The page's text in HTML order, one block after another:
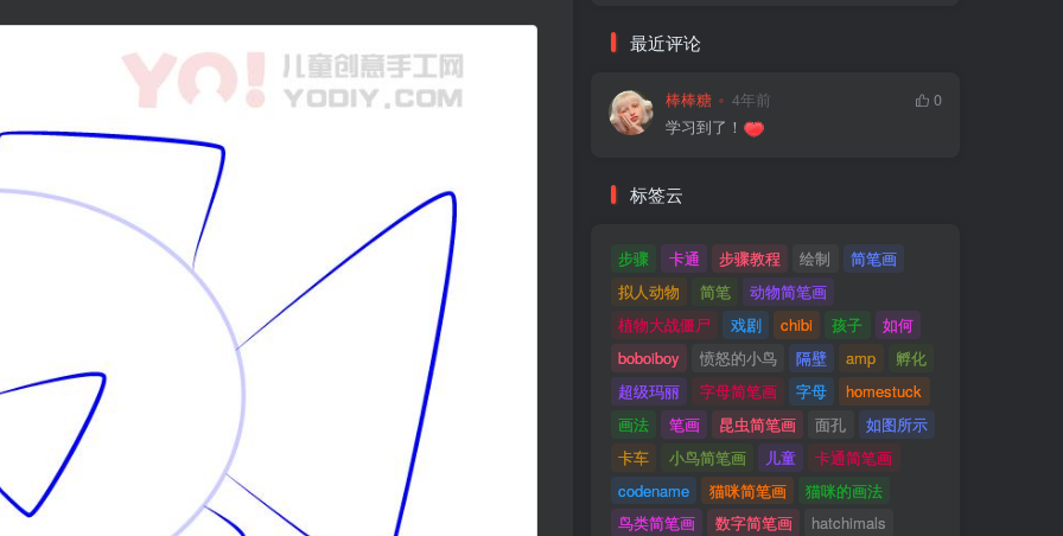
最近评论
棒棒糖 4年前
0
学习到了！
标签云
步骤 卡通 步骤教程 绘制
简笔画
拟人动物
简笔
动物简笔画
植物大战僵尸
戏剧 chibi 孩子
如何
boboiboy
愤怒的小鸟 隔壁 amp
孵化
超级玛丽
字母简笔画 字母
homestuck
画法
笔画 昆虫简笔画 面孔
如图所示
卡车
小鸟简笔画 儿童
卡通简笔画
codename
猫咪简笔画
猫咪的画法
鸟类简笔画
数字简笔画
hatchimals